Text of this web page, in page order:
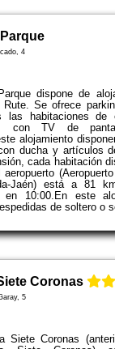
4
dispone de
Rute. Se ofrece
las habitaciones de
con TV de
alojamiento
ducha y artículos
cada habitación
Jaén) está a 81
en 10:00.En este
de soltero o
Coronas
5
Siete Coronas